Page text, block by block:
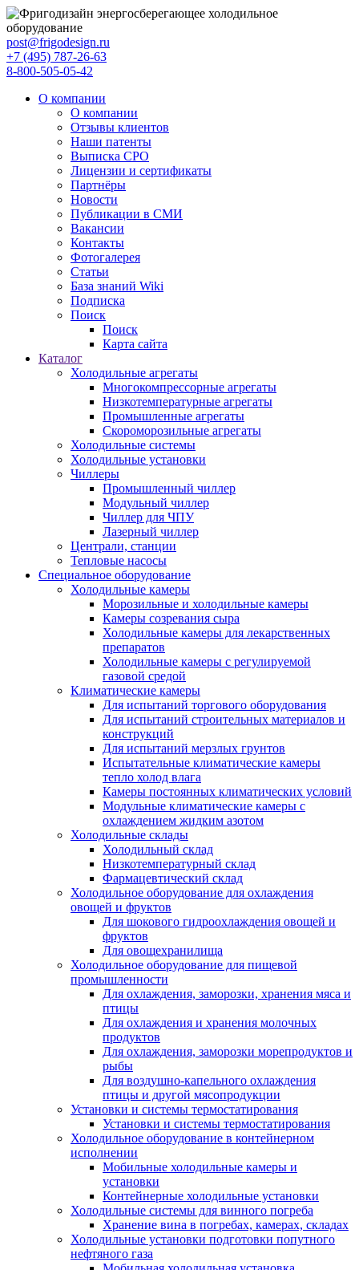
post@frigodesign.ru
+7 (495) 787-26-63
8-800-505-05-42
О компании
О компании
Отзывы клиентов
Наши патенты
Выписка СРО
Лицензии и сертификаты
Партнёры
Новости
Публикации в СМИ
Вакансии
Контакты
Фотогалерея
Статьи
База знаний Wiki
Подписка
Поиск
Поиск
Карта сайта
Каталог
Холодильные агрегаты
Многокомпрессорные агрегаты
Низкотемпературные агрегаты
Промышленные агрегаты
Скороморозильные агрегаты
Холодильные системы
Холодильные установки
Чиллеры
Промышленный чиллер
Модульный чиллер
Чиллер для ЧПУ
Лазерный чиллер
Централи, станции
Тепловые насосы
Специальное оборудование
Холодильные камеры
Морозильные и холодильные камеры
Камеры созревания сыра
Холодильные камеры для лекарственных
препаратов
Холодильные камеры с регулируемой
газовой средой
Климатические камеры
Для испытаний торгового оборудования
Для испытаний строительных материалов и
конструкций
Для испытаний мерзлых грунтов
Испытательные климатические камеры
тепло холод влага
Камеры постоянных климатических условий
Модульные климатические камеры с
охлаждением жидким азотом
Холодильные склады
Холодильный склад
Низкотемпературный склад
Фармацевтический склад
Холодильное оборудование для охлаждения
овощей и фруктов
Для шокового гидроохлаждения овощей и
фруктов
Для овощехранилища
Холодильное оборудование для пищевой
промышленности
Для охлаждения, заморозки, хранения мяса и
птицы
Для охлаждения и хранения молочных
продуктов
Для охлаждения, заморозки морепродуктов и
рыбы
Для воздушно-капельного охлаждения
птицы и другой мясопродукции
Установки и системы термостатирования
Установки и системы термостатирования
Холодильное оборудование в контейнерном
исполнении
Мобильные холодильные камеры и
установки
Контейнерные холодильные установки
Холодильные системы для винного погреба
Хранение вина в погребах, камерах, складах
Холодильные установки подготовки попутного
нефтяного газа